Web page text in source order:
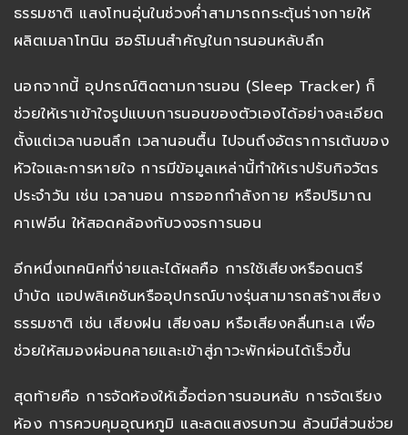
ธรรมชาติ แสงโทนอุ่นในช่วงค่ำสามารถกระตุ้นร่างกายให้
ผลิตเมลาโทนิน ฮอร์โมนสำคัญในการนอนหลับลึก
นอกจากนี้ อุปกรณ์ติดตามการนอน (Sleep Tracker) ก็
ช่วยให้เราเข้าใจรูปแบบการนอนของตัวเองได้อย่างละเอียด
ตั้งแต่เวลานอนลึก เวลานอนตื้น ไปจนถึงอัตราการเต้นของ
หัวใจและการหายใจ การมีข้อมูลเหล่านี้ทำให้เราปรับกิจวัตร
ประจำวัน เช่น เวลานอน การออกกำลังกาย หรือปริมาณ
คาเฟอีน ให้สอดคล้องกับวงจรการนอน
อีกหนึ่งเทคนิคที่ง่ายและได้ผลคือ การใช้เสียงหรือดนตรี
บำบัด แอปพลิเคชันหรืออุปกรณ์บางรุ่นสามารถสร้างเสียง
ธรรมชาติ เช่น เสียงฝน เสียงลม หรือเสียงคลื่นทะเล เพื่อ
ช่วยให้สมองผ่อนคลายและเข้าสู่ภาวะพักผ่อนได้เร็วขึ้น
สุดท้ายคือ การจัดห้องให้เอื้อต่อการนอนหลับ การจัดเรียง
ห้อง การควบคุมอุณหภูมิ และลดแสงรบกวน ล้วนมีส่วนช่วย